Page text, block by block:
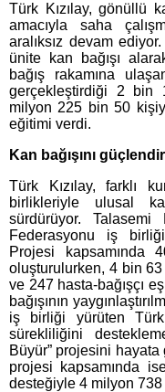
Türk Kızılay, gönüllü
amacıyla saha
aralıksız devam
ünite kan bağışı
bağış rakamına
gerçekleştirdiği 2 bin
milyon 225 bin 50
eğitimi verdi.
Kan bağışını
Türk Kızılay, farklı
birlikleriyle ulusal
sürdürüyor. Talasemi
Federasyonu iş
Projesi kapsamında
oluşturulurken, 4 bin 63
ve 247 hasta-bağışçı
bağışının
iş birliği yürüten Türk
sürekliliğini
Büyür” projesini
projesi kapsamında
desteğiyle 4 milyon